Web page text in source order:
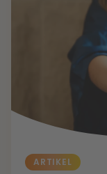
ARTIKEL